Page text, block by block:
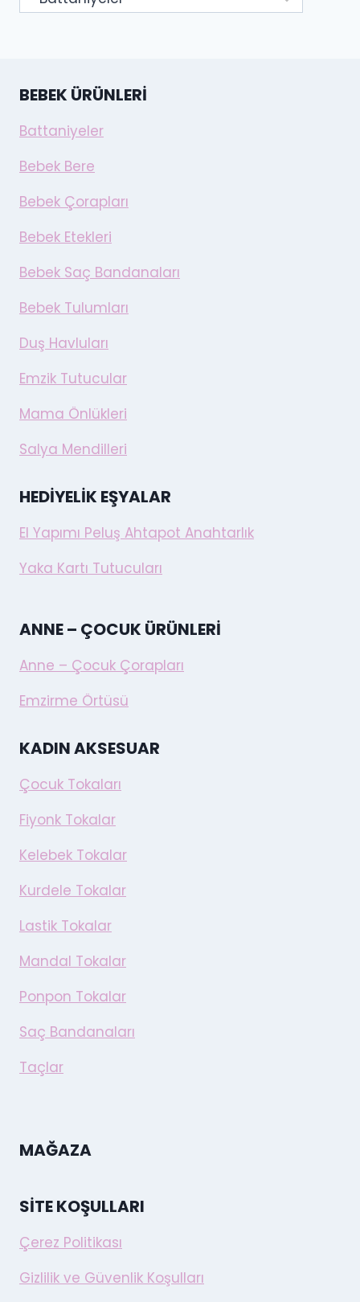
BEBEK ÜRÜNLERI
Battaniyeler
Bebek Bere
Bebek Çorapları
Bebek Etekleri
Bebek Saç Bandanaları
Bebek Tulumları
Duş Havluları
Emzik Tutucular
Mama Önlükleri
Salya Mendilleri
HEDIYELIK EŞYALAR
El Yapımı Peluş Ahtapot Anahtarlık
Yaka Kartı Tutucuları
ANNE – ÇOCUK ÜRÜNLERI
Anne – Çocuk Çorapları
Emzirme Örtüsü
KADIN AKSESUAR
Çocuk Tokaları
Fiyonk Tokalar
Kelebek Tokalar
Kurdele Tokalar
Lastik Tokalar
Mandal Tokalar
Ponpon Tokalar
Saç Bandanaları
Taçlar
MAĞAZA
SITE KOŞULLARI
Çerez Politikası
Gizlilik ve Güvenlik Koşulları